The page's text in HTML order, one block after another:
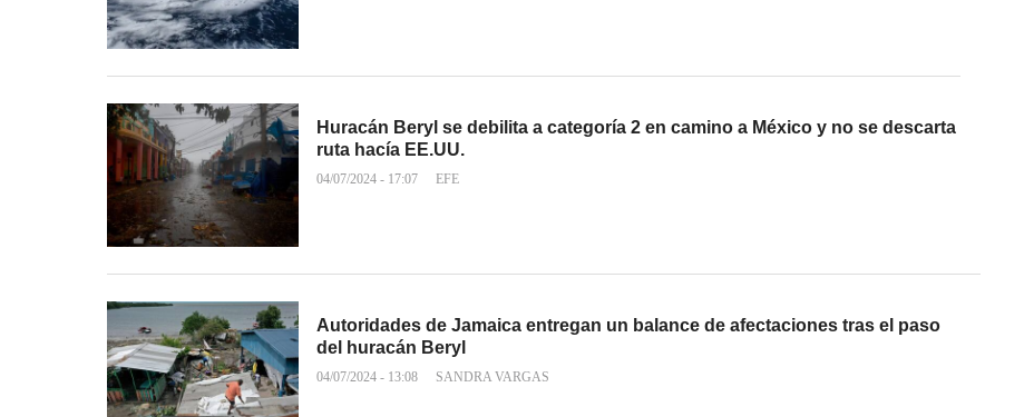
Huracán Beryl se debilita a categoría 2 en camino a México y no se descarta
ruta hacía EE.UU.
04/07/2024 - 17:07 EFE
Autoridades de Jamaica entregan un balance de afectaciones tras el paso
del huracán Beryl
04/07/2024 - 13:08 SANDRA VARGAS